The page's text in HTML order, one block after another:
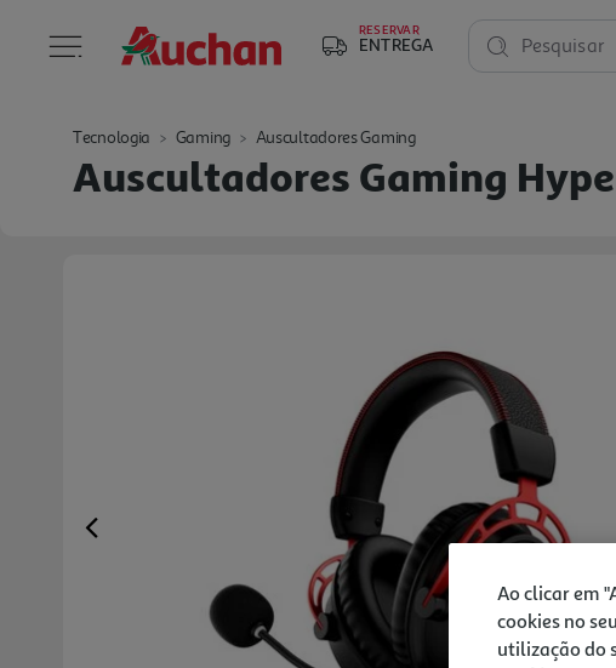
RESERVAR
ENTREGA Pesquisar
Tecnologia Gaming Auscultadores Gaming
Auscultadores Gaming
Previous
Ao clicar em
cookies no
utilização do